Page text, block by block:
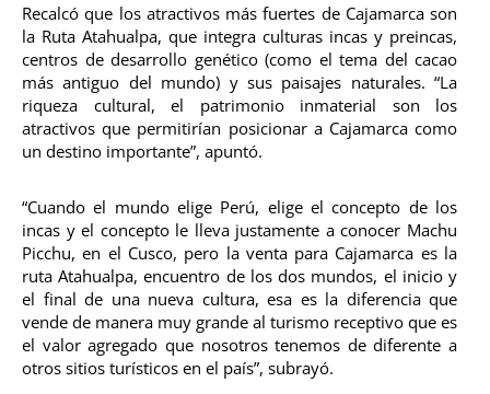
Recalcó que los atractivos más fuertes de Cajamarca son
la Ruta Atahualpa, que integra culturas incas y preincas,
centros de desarrollo genético (como el tema del cacao
más antiguo del mundo) y sus paisajes naturales. “La
riqueza cultural, el patrimonio inmaterial son los
atractivos que permitirían posicionar a Cajamarca como
un destino importante”, apuntó.
“Cuando el mundo elige Perú, elige el concepto de los
incas y el concepto le lleva justamente a conocer Machu
Picchu, en el Cusco, pero la venta para Cajamarca es la
ruta Atahualpa, encuentro de los dos mundos, el inicio y
el final de una nueva cultura, esa es la diferencia que
vende de manera muy grande al turismo receptivo que es
el valor agregado que nosotros tenemos de diferente a
otros sitios turísticos en el país”, subrayó.